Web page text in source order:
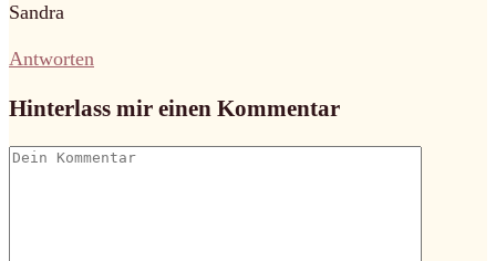
Sandra
Antworten
Hinterlass mir einen Kommentar